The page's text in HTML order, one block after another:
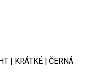
| KRÁTKÉ | ČERNÁ